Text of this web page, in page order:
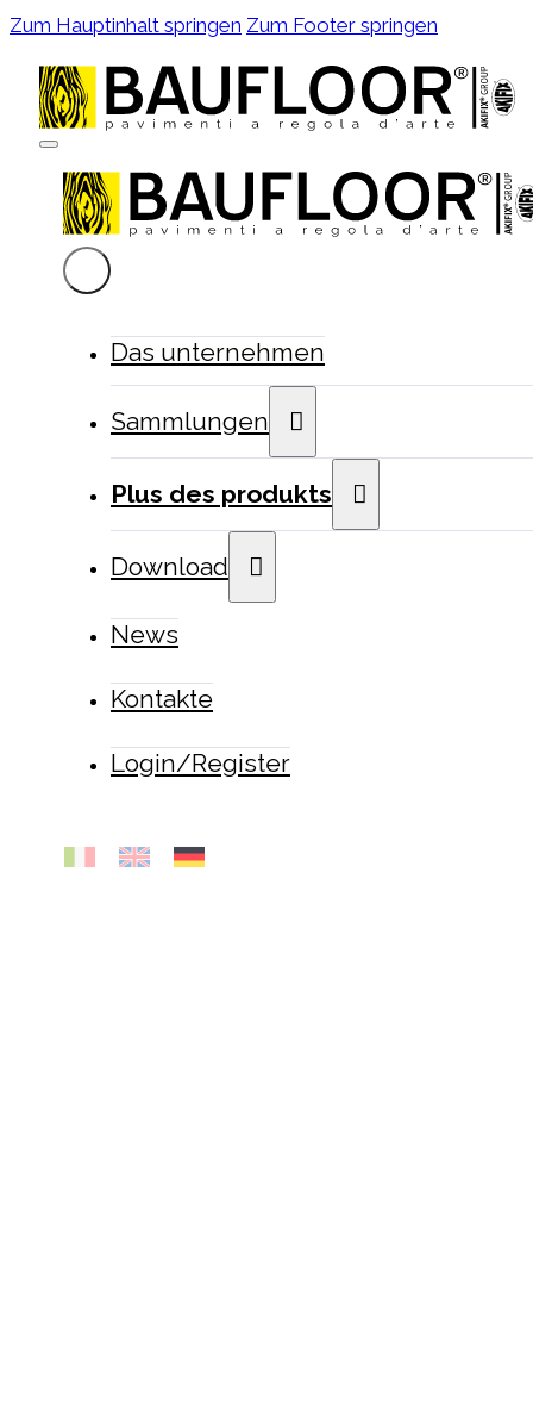
Zum Hauptinhalt springen Zum Footer springen
Das unternehmen
Sammlungen
Plus des produkts
Download
News
Kontakte
Login/Register